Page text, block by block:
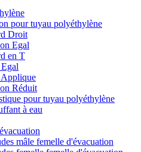
pour tuyau polyéthylène
Droit
Egal
en T
Réduit
pour tuyau polyéthylène
à eau
mâle femelle d'évacuation